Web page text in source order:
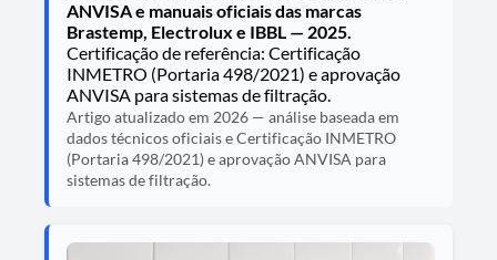
ANVISA e manuais oficiais das marcas
Brastemp, Electrolux e IBBL — 2025.
Certificação de referência: Certificação
INMETRO (Portaria 498/2021) e aprovação
ANVISA para sistemas de filtração.
Artigo atualizado em 2026 — análise baseada em
dados técnicos oficiais e Certificação INMETRO
(Portaria 498/2021) e aprovação ANVISA para
sistemas de filtração.